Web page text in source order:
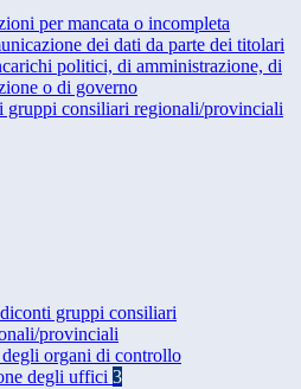
per mancata o incompleta
dei dati da parte dei titolari
politici, di amministrazione, di
o di governo
gruppi consiliari regionali/provinciali
gruppi consiliari
provinciali
organi di controllo
degli uffici 3